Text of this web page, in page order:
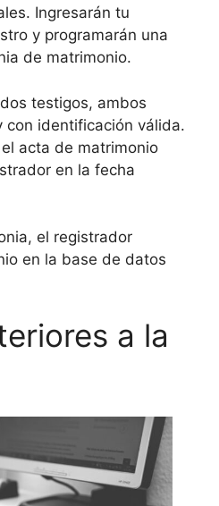
Ingresarán tu
y programarán una
de matrimonio.
testigos, ambos
con identificación válida.
acta de matrimonio
en la fecha
el registrador
en la base de datos
a la